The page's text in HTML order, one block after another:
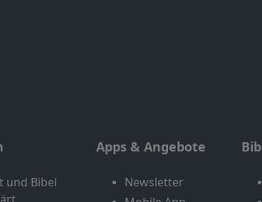
und Bibel
Apps & Angebote
Newsletter